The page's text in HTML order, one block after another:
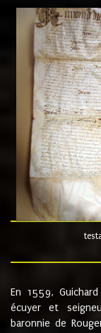
En 1559, Guichard
écuyer et
baronnie de